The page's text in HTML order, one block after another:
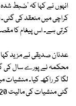
انہوں نے کہا کہ 'ضبط
کراچی میں منعقد کی گئی۔
کرتی ہے۔ اس پیغام کا
عدنان صدیقی نے مزید
محکمہ نے پورے سال کی
لگا کر راکھ کیا۔
گئی منشیات کی مالیت 20 لاکھ 5 ہزار ڈالرز تھی۔